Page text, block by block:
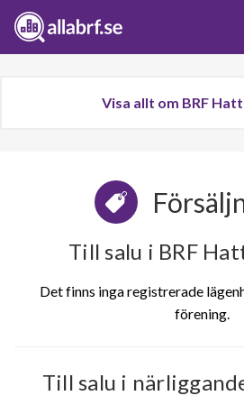
Visa allt om BRF
Till salu i BRF
Det finns inga registrerade
förening.
Till salu i